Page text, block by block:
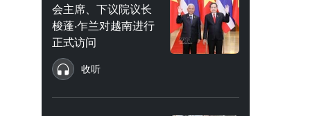
会主席、下议院议长
梭蓬·乍兰对越南进行
正式访问
收听